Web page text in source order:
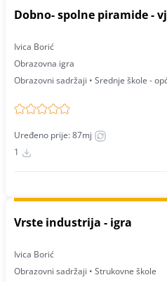
Dobno- spolne piramide -
Ivica Borić
Obrazovna igra
Obrazovni sadržaji • Srednje škole -
Uređeno prije: 87mj
1
Vrste industrija - igra
Ivica Borić
Obrazovni sadržaji • Strukovne škole